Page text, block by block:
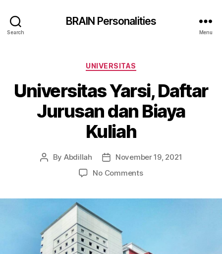
Search
BRAIN Personalities
Menu
Categories
UNIVERSITAS
Universitas Yarsi, Daftar
Jurusan dan Biaya
Kuliah
Post
By Abdillah
Post
date
November 19, 2021
No Commentson
Kuliah